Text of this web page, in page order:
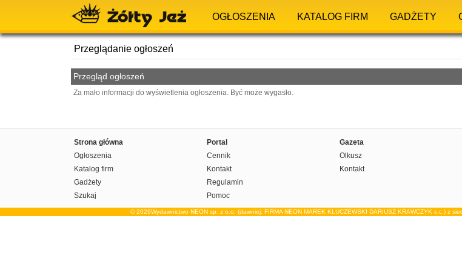
OGŁOSZENIA KATALOG FIRM GADŻETY
Przeglądanie ogłoszeń
Przegląd ogłoszeń
Za mało informacji do wyświetlenia ogłoszenia. Być może wygasło.
Strona główna
Ogłoszenia
Katalog firm
Gadżety
Szukaj
Portal
Cennik
Kontakt
Regulamin
Pomoc
Gazeta
Olkusz
Kontakt
© 2026Wydawnictwo NEON sp. z o.o. (dawniej: FIRMA NEON MAREK KLUCZEWSKI DARIUSZ KRAWCZYK s.c.) z